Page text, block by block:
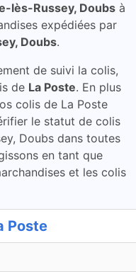
lès-Russey, Doubs à
expédiées par
Doubs.
de suivi la colis,
de La Poste. En plus
colis de La Poste
le statut de colis
Doubs dans toutes
en tant que
et les colis
Poste